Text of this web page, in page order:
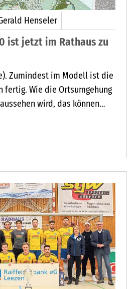
Henseler
ist jetzt im Rathaus zu
Zumindest im Modell ist die
fertig. Wie die Ortsumgehung
wird, das können
Deutsche
und -bau (Deges)
des Rathauses ein Modell
zwischen